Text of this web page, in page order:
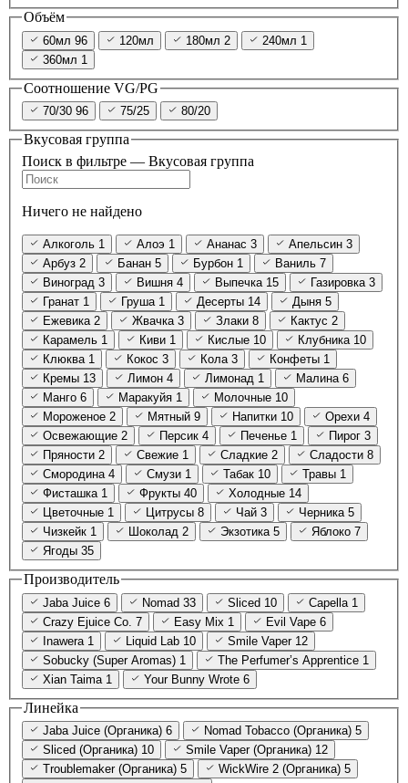
Объём
60мл 96 120мл 180мл 2 240мл 1
360мл 1
Соотношение VG/PG
70/30 96 75/25 80/20
Вкусовая группа
Поиск в фильтре — Вкусовая группа
Ничего не найдено
Алкоголь 1 Алоэ 1 Ананас 3 Апельсин 3
Арбуз 2 Банан 5 Бурбон 1 Ваниль 7
Виноград 3 Вишня 4 Выпечка 15 Газировка 3
Гранат 1 Груша 1 Десерты 14 Дыня 5
Ежевика 2 Жвачка 3 Злаки 8 Кактус 2
Карамель 1 Киви 1 Кислые 10 Клубника 10
Клюква 1 Кокос 3 Кола 3 Конфеты 1
Кремы 13 Лимон 4 Лимонад 1 Малина 6
Манго 6 Маракуйя 1 Молочные 10
Мороженое 2 Мятный 9 Напитки 10 Орехи 4
Освежающие 2 Персик 4 Печенье 1 Пирог 3
Пряности 2 Свежие 1 Сладкие 2 Сладости 8
Смородина 4 Смузи 1 Табак 10 Травы 1
Фисташка 1 Фрукты 40 Холодные 14
Цветочные 1 Цитрусы 8 Чай 3 Черника 5
Чизкейк 1 Шоколад 2 Экзотика 5 Яблоко 7
Ягоды 35
Производитель
Jaba Juice 6 Nomad 33 Sliced 10 Capella 1
Crazy Ejuice Co. 7 Easy Mix 1 Evil Vape 6
Inawera 1 Liquid Lab 10 Smile Vaper 12
Sobucky (Super Aromas) 1 The Perfumer’s Apprentice 1
Xian Taima 1 Your Bunny Wrote 6
Линейка
Jaba Juice (Органика) 6 Nomad Tobacco (Органика) 5
Sliced (Органика) 10 Smile Vaper (Органика) 12
Troublemaker (Органика) 5 WickWire 2 (Органика) 5